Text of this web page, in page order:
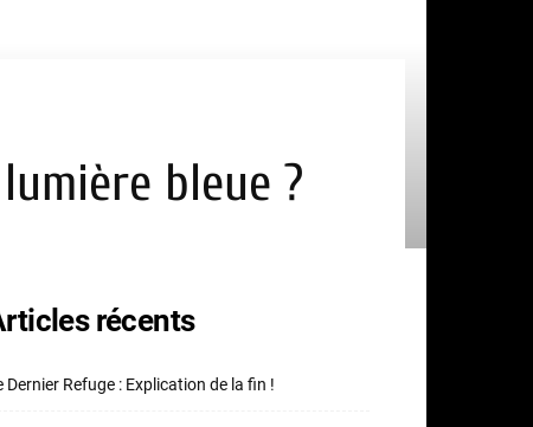
bleue ?
récents
Dernier Refuge : Explication de la fin !